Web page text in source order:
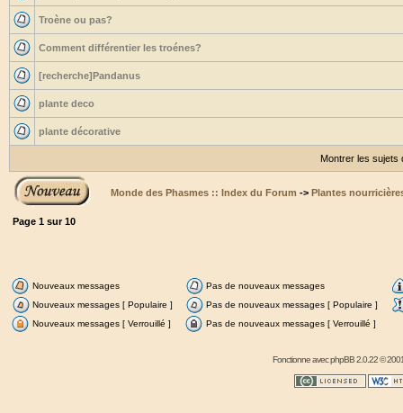
Troène ou pas?
Comment différentier les troénes?
[recherche]Pandanus
plante deco
plante décorative
Montrer les sujets
Monde des Phasmes :: Index du Forum -> Plantes
Page 1 sur10
Nouveaux messages
Pas de nouveaux messages
Nouveaux messages [ Populaire ]
Pas de nouveaux messages [ Populaire ]
Nouveaux messages [ Verrouillé ]
Pas de nouveaux messages [ Verrouillé ]
Fonctionne avecphpBB2.0.22 ©